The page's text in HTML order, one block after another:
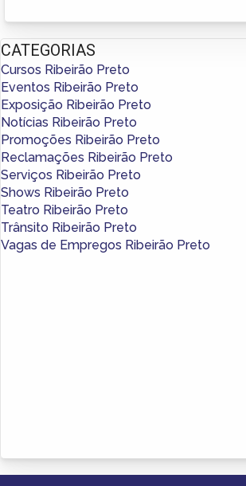
CATEGORIAS
Cursos Ribeirão Preto
Eventos Ribeirão Preto
Exposição Ribeirão Preto
Notícias Ribeirão Preto
Promoções Ribeirão Preto
Reclamações Ribeirão Preto
Serviços Ribeirão Preto
Shows Ribeirão Preto
Teatro Ribeirão Preto
Trânsito Ribeirão Preto
Vagas de Empregos Ribeirão Preto